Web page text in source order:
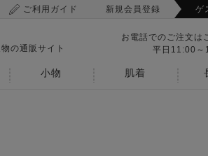
ご利用ガイド 新規会員登録 ゲ
の通販サイト
お電話でのご注文は
平日11:00～
小物 肌着